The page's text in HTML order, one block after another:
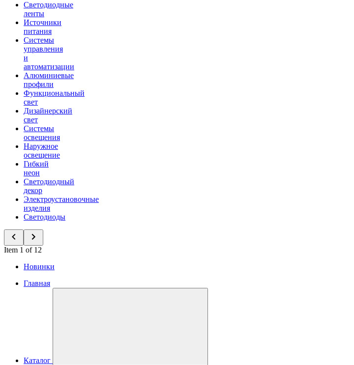
Светодиодные
ленты
Источники
питания
Системы
управления
и
автоматизации
Алюминиевые
профили
Функциональный
свет
Дизайнерский
свет
Системы
освещения
Наружное
освещение
Гибкий
неон
Светодиодный
декор
Электроустановочные
изделия
Светодиоды
Item 1 of 12
Новинки
Главная
Каталог